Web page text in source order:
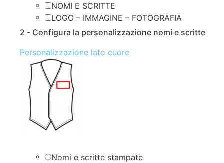
NOMI E SCRITTE
LOGO – IMMAGINE – FOTOGRAFIA
2 - Configura la personalizzazione nomi e scritte
Personalizzazione lato cuore
Nomi e scritte stampate